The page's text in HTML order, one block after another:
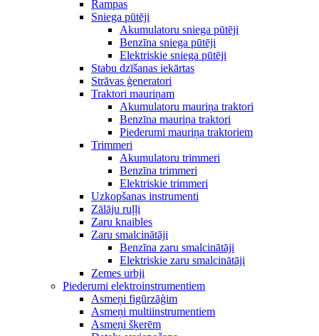
Rampas
Sniega pūtēji
Akumulatoru sniega pūtēji
Benzīna sniega pūtēji
Elektriskie sniega pūtēji
Stabu dzīšanas iekārtas
Strāvas ģeneratori
Traktori mauriņam
Akumulatoru mauriņa traktori
Benzīna mauriņa traktori
Piederumi mauriņa traktoriem
Trimmeri
Akumulatoru trimmeri
Benzīna trimmeri
Elektriskie trimmeri
Uzkopšanas instrumenti
Zālāju ruļļi
Zaru knaibles
Zaru smalcinātāji
Benzīna zaru smalcinātāji
Elektriskie zaru smalcinātāji
Zemes urbji
Piederumi elektroinstrumentiem
Asmeņi figūrzāģim
Asmeņi multiinstrumentiem
Asmeņi šķerēm